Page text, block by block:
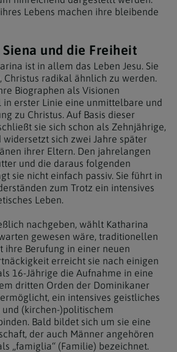
Lebens machen ihre bleibende
und die Freiheit
ist in allem das Leben Jesu. Sie
Christus radikal ähnlich zu werden.
Biographen als Visionen
in erster Linie eine unmittelbare und
zu Christus. Auf Basis dieser
sie sich schon als Zehnjährige,
sich zwei Jahre später
ihrer Eltern. Den jahrelangen
und die daraus folgenden
sie nicht einfach passiv. Sie führt in
zum Trotz ein intensives
Leben.
nachgeben, wählt Katharina
gewesen wäre, traditionellen
ihre Berufung in einer neuen
erreicht sie nach einigen
16-Jährige die Aufnahme in eine
dritten Orden der Dominikaner
ein intensives geistliches
(kirchen-)politischem
Bald bildet sich um sie eine
der auch Männer angehören
„famiglia“ (Familie) bezeichnet.